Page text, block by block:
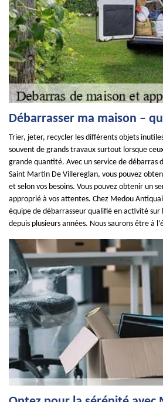
Débarrasser ma maison –
Trier, jeter, recycler les différents objets
souvent de grands travaux surtout lorsque
grande quantité. Avec un service de débarras
Saint Martin De Villereglan, vous pouvez
et selon vos besoins. Vous pouvez obtenir un
approprié à vos attentes. Chez Medou
équipe de débarrasseur qualifié en activité
depuis plusieurs années. Nous saurons être à